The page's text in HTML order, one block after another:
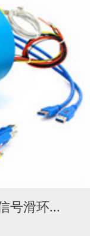
号滑环...